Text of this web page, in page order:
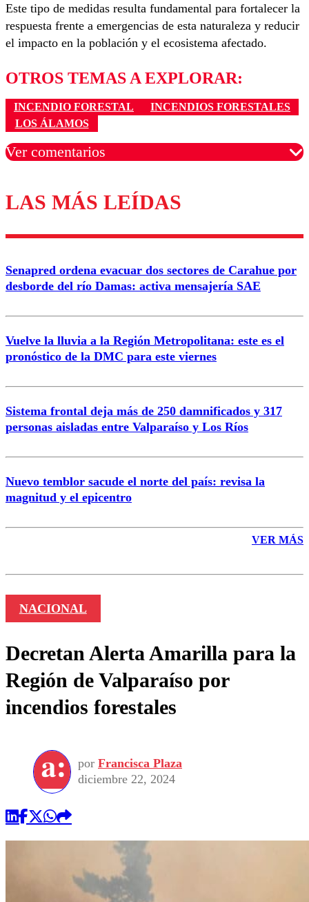
Este tipo de medidas resulta fundamental para fortalecer la
respuesta frente a emergencias de esta naturaleza y reducir
el impacto en la población y el ecosistema afectado.
OTROS TEMAS A EXPLORAR:
INCENDIO FORESTAL
INCENDIOS FORESTALES
LOS ÁLAMOS
Ver comentarios
Los comentarios son moderados para garantizar un
diálogo respetuoso.
Correo
Enviar comentario
LAS MÁS LEÍDAS
Senapred ordena evacuar dos sectores de Carahue por
desborde del río Damas: activa mensajería SAE
Vuelve la lluvia a la Región Metropolitana: este es el
pronóstico de la DMC para este viernes
Sistema frontal deja más de 250 damnificados y 317
personas aisladas entre Valparaíso y Los Ríos
Nuevo temblor sacude el norte del país: revisa la
magnitud y el epicentro
VER MÁS
NACIONAL
Decretan Alerta Amarilla para la
Región de Valparaíso por
incendios forestales
por Francisca Plaza
diciembre 22, 2024